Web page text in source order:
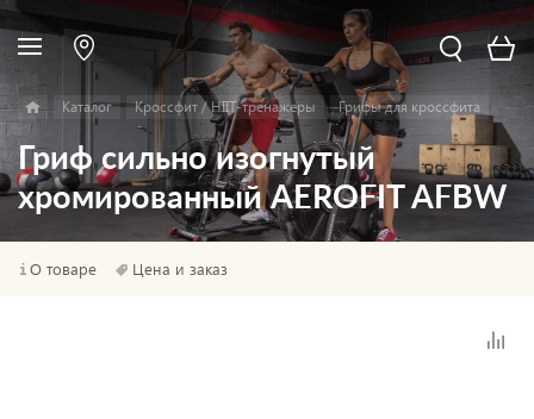
Каталог Кроссфит / HIIT-тренажеры Грифы для кроссфита
Гриф сильно изогнутый
хромированный AEROFIT AFBW
О товаре Цена и заказ